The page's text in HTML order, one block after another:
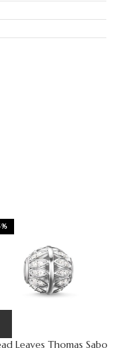
Leaves Thomas Sabo